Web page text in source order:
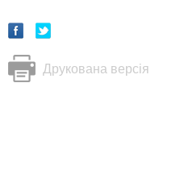
Друкована версія